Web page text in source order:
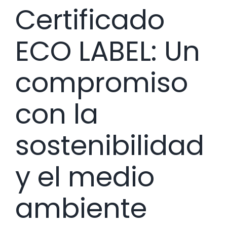
Certificado
ECO LABEL: Un
compromiso
con la
sostenibilidad
y el medio
ambiente